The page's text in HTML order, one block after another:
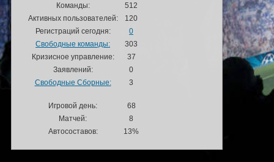
Команды:
512
Активных пользователей:
120
Регистраций сегодня:
0
Свободные команды:
303
Кризисное управление:
37
Заявлений:
0
Свободные Сборные:
3
Игровой день:
68
Матчей:
8
Автосоставов:
13%